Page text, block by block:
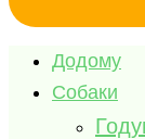
Додому
Собаки